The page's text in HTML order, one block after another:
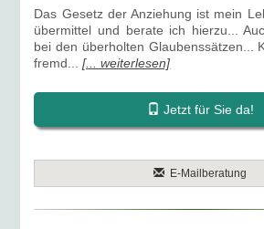
Das Gesetz der Anziehung ist mein
übermittel und berate ich hierzu...
bei den überholten Glaubenssätzen...
fremd...[... weiterlesen]
Jetzt für Sie da!
E-Mailberatung